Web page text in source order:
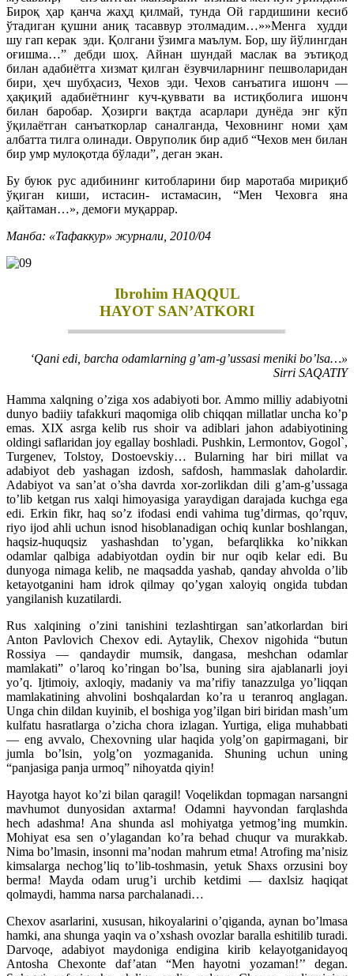
Бироқ ҳар қанча жаҳд қилмай, тунда Ой гардишини кесиб
ўтадиган қушни аниқ тасаввур этолмадим…»»Менга худди
шу гап керак эди. Қолгани ўзимга маълум. Бор, шу йўлингдан
оғишма…” дебди шоҳ. Айнан шундай маслак ва эътиқод
билан адабиётга хизмат қилган ёзувчиларнинг пешволаридан
бири, ҳеч шубҳасиз, Чехов эди. Чехов санъатига ишонч —
ҳақиқий адабиётнинг куч-қуввати ва истиқболига ишонч
билан баробар. Ҳозирги вақтда асарлари дунёда энг кўп
ўқилаётган санъаткорлар саналганда, Чеховнинг номи ҳам
албатта тилга олинади. Овруполик бир адиб “Чехов мен билан
бир умр мулоқотда бўлади”, деган экан.
Бу буюк рус адибининг китобларини бир маротаба мириқиб
ўқиган киши, истасин- истамасин, “Мен Чеховга яна
қайтаман…», демоғи муқаррар.
Манба: «Тафаккур» журнали, 2010/04
Ibrohim HAQQUL
HAYOT SAN’ATKORI
‘Qani edi, barcha odamlarning g’am-g’ussasi meniki bo’lsa…»
Sirri SAQATIY
Hamma xalqning o’ziga xos adabiyoti bor. Ammo milliy adabiyotni
dunyo badiiy tafakkuri maqomiga olib chiqqan millatlar uncha ko’p
emas. XIX asrga kelib rus shoir va adiblari jahon adabiyotining
oldingi saflaridan joy egallay boshladi. Pushkin, Lermontov, Gogol`,
Turgenev, Tolstoy, Dostoevskiy… Bularning har biri millat va
adabiyot deb yashagan izdosh, safdosh, hammaslak daholardir.
Adabiyot va san’at o’sha davrda xor-zorlikdan dili g’am-g’ussaga
to’lib ketgan rus xalqi himoyasiga yaraydigan darajada kuchga ega
edi. Erkin fikr, haq so’z ifodasi endi vahima tug’dirmas, qo’rquv,
riyo ijod ahli uchun isnod hisoblanadigan ochiq kunlar boshlangan,
haqsiz-huquqsiz yashashdan to’ygan, befarqlikka ko’nikkan
odamlar qalbiga adabiyotdan oydin bir nur oqib kelar edi. Bu
dunyoga nimaga kelib, ne maqsadda yashab, qanday ahvolda o’lib
ketayotganini ham idrok qilmay qo’ygan xaloyiq ongida tubdan
yangilanish kuzatilardi.
Rus xalqining o’zini tanishini tezlashtirgan san’atkorlardan biri
Anton Pavlovich Chexov edi. Aytaylik, Chexov nigohida “butun
Rossiya — qandaydir mumsik, dangasa, meshchan odamlar
mamlakati” o’laroq ko’ringan bo’lsa, buning sira ajablanarli joyi
yo’q. Ijtimoiy, axloqiy, madaniy va ma’rifiy tanazzulga yo’liqqan
mamlakatining ahvolini boshqalardan ko’ra u teranroq anglagan.
Unga chin dildan kuyinib, el boshiga yog’ilgan biri biridan mash’um
kulfatu hasratlarga o’zicha chora izlagan. Yurtiga, eliga muhabbati
— eng avvalo, Chexovning ular haqida yolg’on gapirmagani, bir
jumla bo’lsin, yolg’on yozmaganida. Shuning uchun uning
“panjasiga panja urmoq” nihoyatda qiyin!
Hayotga hayot ko’zi bilan qaragil! Voqelikdan topmagan narsangni
mavhumot dunyosidan axtarma! Odamni hayvondan farqlashda
hech adashma! Ana shunda asl mohiyatga yetmog’ing mumkin.
Mohiyat esa sen o’ylagandan ko’ra behad chuqur va murakkab.
Nima bo’lmasin, insonni ma’nodan mahrum etma! Atrofing ma’nisiz
kimsalarga nechog’liq to’lib-toshmasin, yetuk Shaxs orzusini boy
berma! Mayda odam urug’i urchib ketdimi — daxlsiz haqiqat
qolmaydi, hamma narsa parchalanadi…
Chexov asarlarini, xususan, hikoyalarini o’qiganda, aynan bo’lmasa
hamki, ana shunga yaqin va o’xshash ovozlar baralla eshitilib turadi.
Darvoqe, adabiyot maydoniga endigina kirib kelayotganidayoq
Antosha Chexonte daf’atan “Men hayotni yozaman!’’ degan.